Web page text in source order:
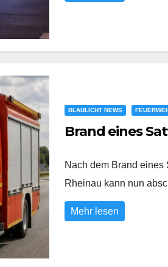
BLAULICHT NEWS
Brand eines
Nach dem Brand
Rheinau kann nun
Mehr lesen